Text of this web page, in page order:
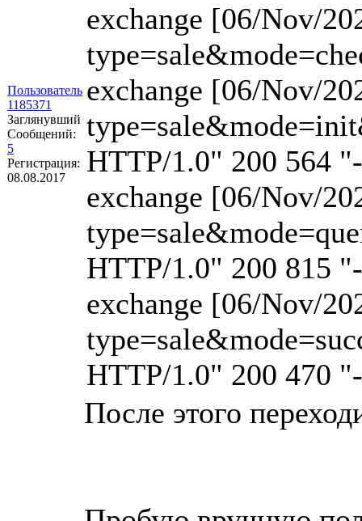
Пользователь
1185371
Заглянувший
Сообщений:
5
Регистрация:
08.08.2017
exchange [06/Nov/
exchange [06/Nov/
HTTP/1.0" 200 564
exchange [06/Nov/
HTTP/1.0" 200 815
exchange [06/Nov/
HTTP/1.0" 200 470
После этого